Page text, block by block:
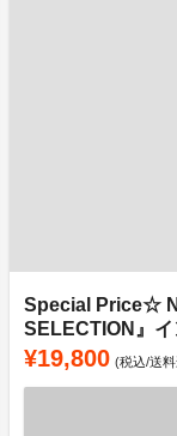
Special Price☆
SELECTION』イ
¥19,800 (税込/送